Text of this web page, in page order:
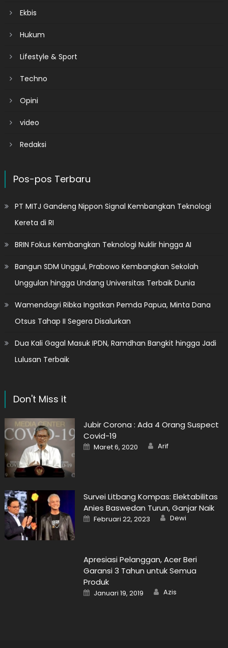
Ekbis
Hukum
Lifestyle & Sport
Techno
Opini
video
Redaksi
Pos-pos Terbaru
PT MITJ Gandeng Nippon Signal Kembangkan Teknologi
Kereta di RI
BRIN Fokus Kembangkan Teknologi Nuklir hingga AI
Bangun SDM Unggul, Prabowo Kembangkan Sekolah
Unggulan hingga Undang Universitas Terbaik Dunia
Wamendagri Ribka Ingatkan Pemda Papua, Minta Dana
Otsus Tahap II Segera Disalurkan
Dua Kali Gagal Masuk IPDN, Ramdhan Bangkit hingga Jadi
Lulusan Terbaik
Don't Miss it
Jubir Corona : Ada 4 Orang Suspect
Covid-19
Posted
on
Maret 6, 2020 Author
Arif
Survei Litbang Kompas: Elektabilitas
Anies Baswedan Turun, Ganjar Naik
Posted
on
Februari 22, 2023 Author
Dewi
Apresiasi Pelanggan, Acer Beri
Garansi 3 Tahun untuk Semua
Produk
Posted
on
Januari 19, 2019 Author
Azis